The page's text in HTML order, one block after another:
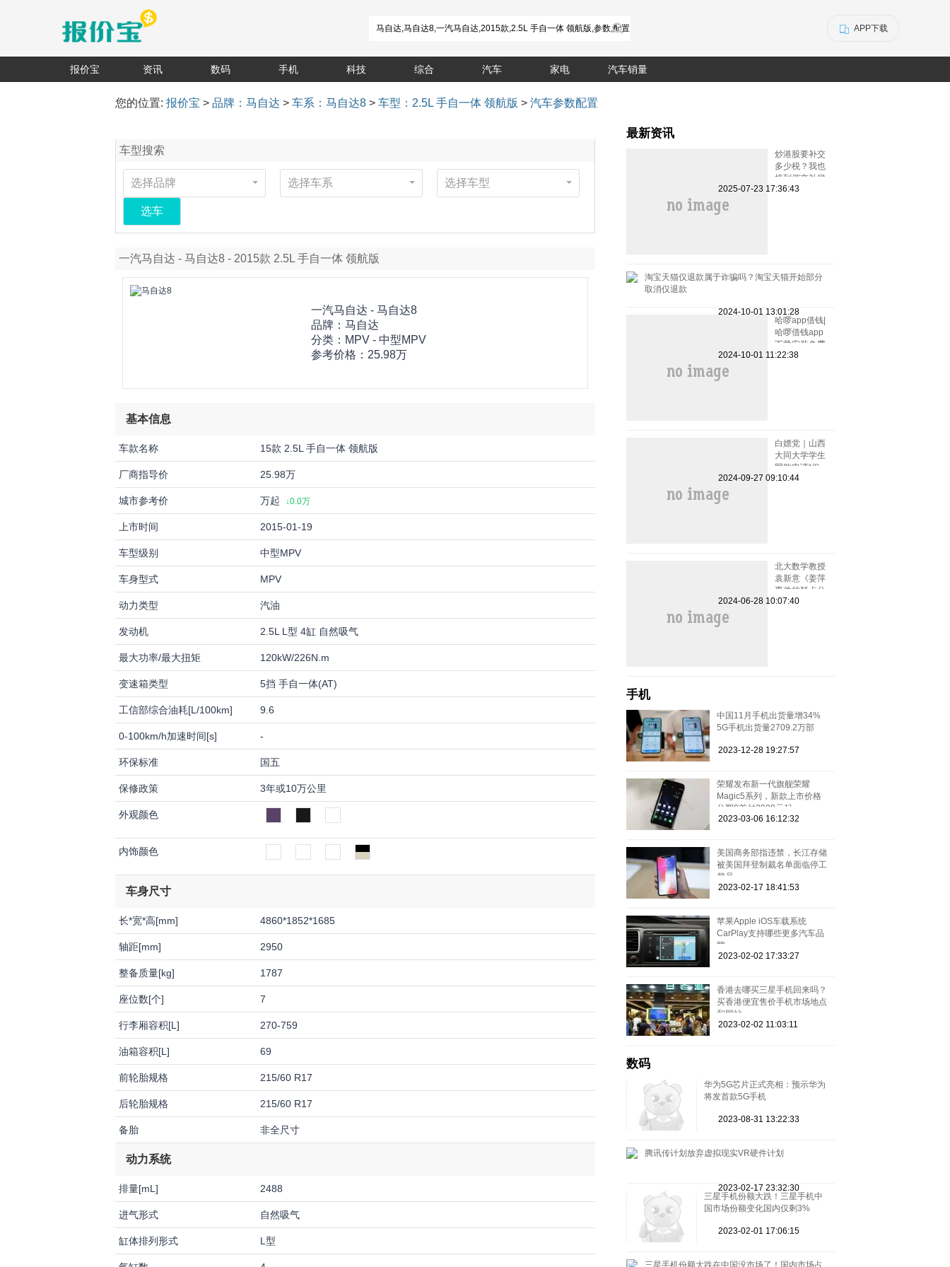
APP下载
报价宝 资讯 数码 手机 科技 综合 汽车 家电 汽车销量
您的位置:报价宝 >品牌：马自达 >车系：马自达8 >车型：2.5L 手自一体 领航版 >汽车参数配置
车型搜索
选择品牌 选择车系 选择车型
选车
一汽马自达 - 马自达8 - 2015款 2.5L 手自一体 领航版
一汽马自达 - 马自达8
品牌： 马自达
分类：MPV - 中型MPV
参考价格： 25.98万
基本信息
车款名称 15款 2.5L 手自一体 领航版
厂商指导价 25.98万
城市参考价 万起 ↓0.0万
上市时间 2015-01-19
车型级别 中型MPV
车身型式 MPV
动力类型 汽油
发动机 2.5L L型 4缸 自然吸气
最大功率/最大扭矩 120kW/226N.m
变速箱类型 5挡 手自一体(AT)
工信部综合油耗[L/100km] 9.6
0-100km/h加速时间[s] -
环保标准 国五
保修政策 3年或10万公里
外观颜色
内饰颜色
车身尺寸
长*宽*高[mm] 4860*1852*1685
轴距[mm] 2950
整备质量[kg] 1787
座位数[个] 7
行李厢容积[L] 270-759
油箱容积[L] 69
前轮胎规格 215/60 R17
后轮胎规格 215/60 R17
备胎 非全尺寸
动力系统
排量[mL] 2488
进气形式 自然吸气
缸体排列形式 L型
最新资讯
炒港股要补交
多少税？我也
接到催交补税
特别行动的电
2025-07-23 17:36:43
淘宝天猫仅退款属于诈骗吗？淘宝天猫开始部分
取消仅退款
2024-10-01 13:01:28
哈啰app借钱|
哈啰借钱app
下载安装免费
小小上当和电
2024-10-01 11:22:38
白嫖党｜山西
大同大学学生
网购申请“仅
退款”被拒骂
2024-09-27 09:10:44
北大数学教授
袁新意《姜萍
事件的疑点分
析》点评姜萍
2024-06-28 10:07:40
手机
中国11月手机出货量增34%
5G手机出货量2709.2万部
2023-12-28 19:27:57
荣耀发布新一代旗舰荣耀
Magic5系列，新款上市价格
分期0首付3999元起
2023-03-06 16:12:32
美国商务部指违禁，长江存储
被美国拜登制裁名单面临停工
裁员
2023-02-17 18:41:53
苹果Apple iOS车载系统
CarPlay支持哪些更多汽车品
牌
2023-02-02 17:33:27
香港去哪买三星手机回来吗？
买香港便宜售价手机市场地点
和网站
2023-02-02 11:03:11
数码
华为5G芯片正式亮相：预示华为
将发首款5G手机
2023-08-31 13:22:33
腾讯传计划放弃虚拟现实VR硬件计划
2023-02-17 23:32:30
三星手机份额大跌！三星手机中
国市场份额变化国内仅剩3%
2023-02-01 17:06:15
三星手机份额大跌在中国没市场了！国内市场占